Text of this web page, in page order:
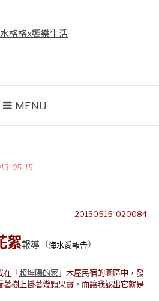
MENU
05-15
20130515-020084
絮報導（海水愛報告）
「賴坤陽的家」木屋民宿的園區中，發
樹上掛著幾顆果實，而讓我認出它就是